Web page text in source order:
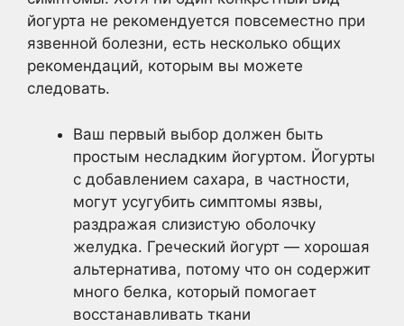
йогурта не рекомендуется повсеместно при
язвенной болезни, есть несколько общих
рекомендаций, которым вы можете
следовать.
Ваш первый выбор должен быть
простым несладким йогуртом. Йогурты
с добавлением сахара, в частности,
могут усугубить симптомы язвы,
раздражая слизистую оболочку
желудка. Греческий йогурт — хорошая
альтернатива, потому что он содержит
много белка, который помогает
восстанавливать ткани